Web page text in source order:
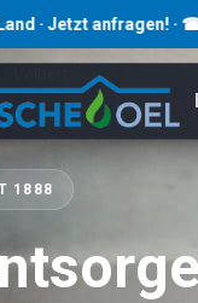
anfragen! · ☎ 02191
1888